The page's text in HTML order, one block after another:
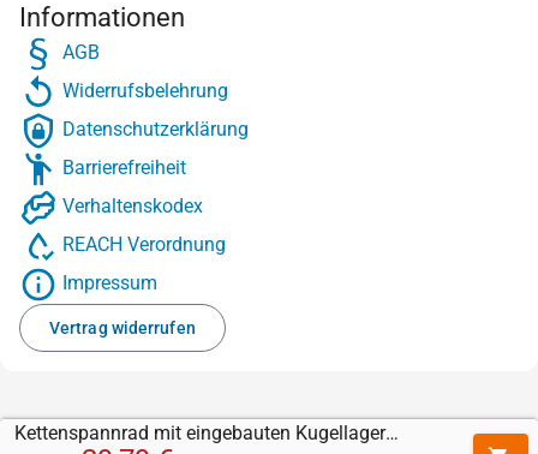
Kettenspannrad mit eingebauten Kugellager 16B-1 / 12 Zähne
Informationen
AGB
Widerrufsbelehrung
Datenschutzerklärung
Barrierefreiheit
Verhaltenskodex
REACH Verordnung
Impressum
Vertrag widerrufen